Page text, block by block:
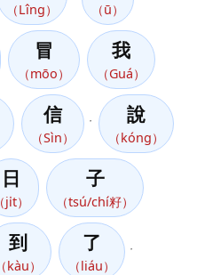
（Lîng） （ū）
冒
（mōo）
我
（Guá）
信
（Sìn）
說
（kóng）
日
（ji̍t）
子
（tsú/chí籽）
到
（kàu）
了
（liáu）